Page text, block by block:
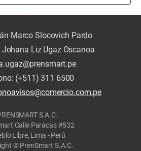
Marco Slocovich Pardo
Johana Liz Ugaz Oscanoa
(+511) 311 6500
S.A.C.
Calle Paracas #532
Libre, Lima - Perú
© PrenSmart S.A.C.